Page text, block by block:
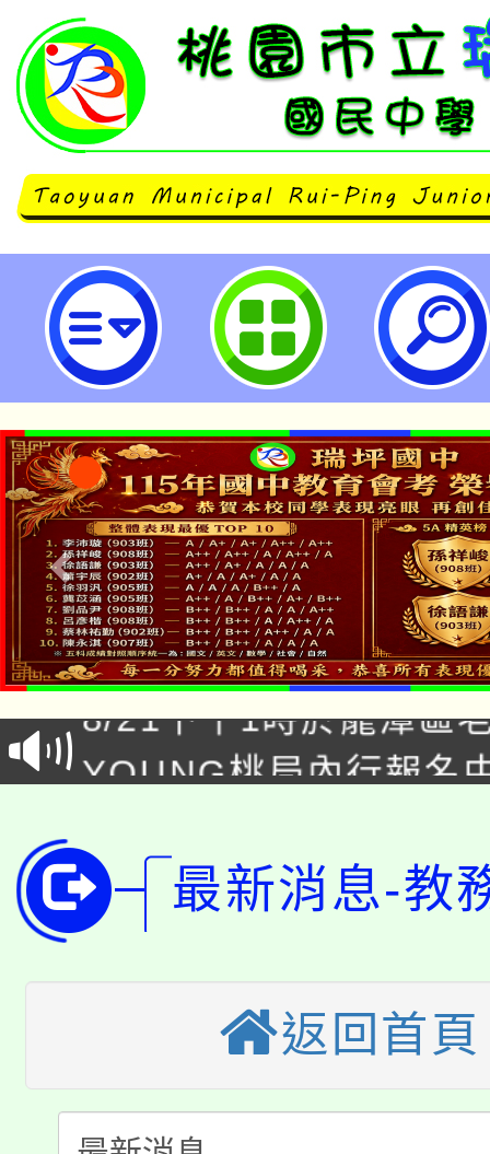
國立臺灣師範大學附屬高級中學辦
候變遷-En-ROADS」跨領域教師
瑞坪國民中學
「本色祭」8/29、30在
8/21下午1時於龍潭區
徵才活動。
YOUNG桃局內行報名
開!
115年桃園市運動會8/
田徑場及游泳池舉行。
桃園市低收入戶享有免
視費優惠，中低收入戶
半價優惠，詳情可洽有
者。
大園自造教育及科技中
份教師增能研習
大溪自造教育及科技
份教師研習
淨零綠生活教案入校路
會
115年食農教育專業人
最新消息-教
返回首頁